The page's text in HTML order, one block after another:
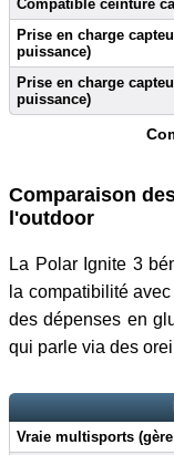
Compatible ceinture
Prise en charge
puissance)
Prise en charge
puissance)
Comparaison
l'outdoor
La Polar Ignite 3
la compatibilité
des dépenses en
qui parle via des
Vraie multisports